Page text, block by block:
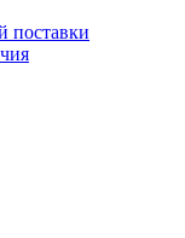
поставки